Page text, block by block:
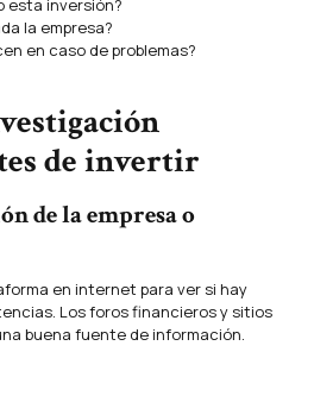
esta inversión?
la empresa?
en caso de problemas?
de invertir
de la empresa o
en internet para ver si hay
Los foros financieros y sitios
buena fuente de información.